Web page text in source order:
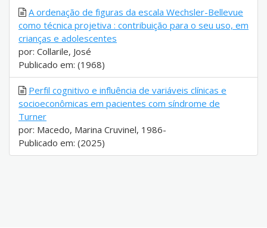
A ordenação de figuras da escala Wechsler-Bellevue
como técnica projetiva : contribuição para o seu uso, em
crianças e adolescentes
por: Collarile, José
Publicado em: (1968)
Perfil cognitivo e influência de variáveis clínicas e
socioeconômicas em pacientes com síndrome de
Turner
por: Macedo, Marina Cruvinel, 1986-
Publicado em: (2025)